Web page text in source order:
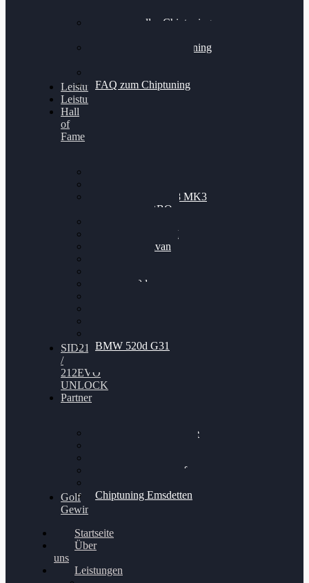
Professionelles Chiptuning
Professionelles Chiptuning
FAQ zum Chiptuning
Leistungsmessung
Leistungsprüfstand
Hall
of
Fame
Nissan GT-R35 3.8 MK3
V6 TWINTURBO
VW Passat 2.0TDI
VW T6 Multivan
BMW 120d
BMW 520d G31
SID212
/
212EVO
UNLOCK
Partner
Bilgenroth Performance
Chiptuning Schüttorf
Chiptuning Emsdetten
Golf
Gewinnspiel
Startseite
Über
uns
Leistungen